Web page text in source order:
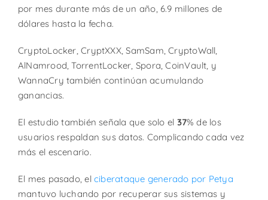
por mes durante más de un año, 6.9 millones de
dólares hasta la fecha.
CryptoLocker, CryptXXX, SamSam, CryptoWall,
AlNamrood, TorrentLocker, Spora, CoinVault, y
WannaCry también continúan acumulando
ganancias.
El estudio también señala que solo el 37% de los
usuarios respaldan sus datos. Complicando cada vez
más el escenario.
El mes pasado, elciberataque generado por Petya
mantuvo luchando por recuperar sus sistemas y